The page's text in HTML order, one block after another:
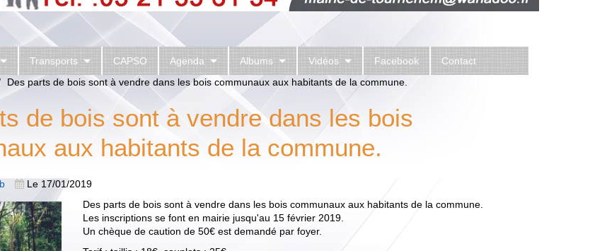
Transports CAPSO Agenda Albums Vidéos Facebook Contact
Des parts de bois sont à vendre dans les bois communaux aux habitants de la commune.
de bois sont à vendre dans les bois
aux habitants de la commune.
Le 17/01/2019
Des parts de bois sont à vendre dans les bois communaux aux habitants de la commune.
Les inscriptions se font en mairie jusqu'au 15 février 2019.
Un chèque de caution de 50€ est demandé par foyer.